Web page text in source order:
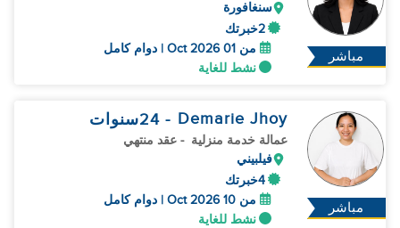
مباشر
سنغافورة
2خبرتك
من 01 Oct 2026 | دوام كامل
نشط للغاية
مباشر
Demarie Jhoy
- 24 سنوات
عمالة خدمة منزلية - عقد منتهي
فيلبيني
4خبرتك
من 10 Oct 2026 | دوام كامل
نشط للغاية